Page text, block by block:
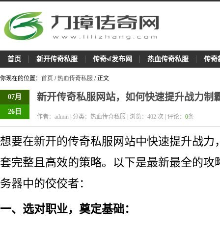
首页 新开传奇私服 传奇sf发布网 热血传奇私服 传奇
你现在的位置： 首页 /热血传奇私服 / 正文
07月
26日
新开传奇私服网站，如何快速提升战力制
作者：admin | 分类：热血传奇私服 | 浏览： 402 次 | 评论： 0条
想要在新开的传奇私服网站中快速提升战力
套完整且高效的策略。以下是最新最全的攻
务器中的佼佼者：
一、选对职业，奠定基础：